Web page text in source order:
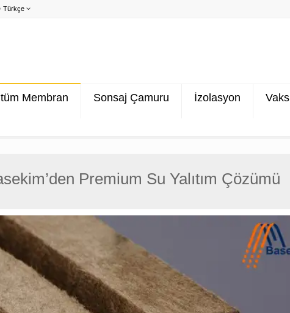
Türkçe
Membran Sonsaj Çamuru İzolasyon Vaks
Premium Su Yalıtım Çözümü